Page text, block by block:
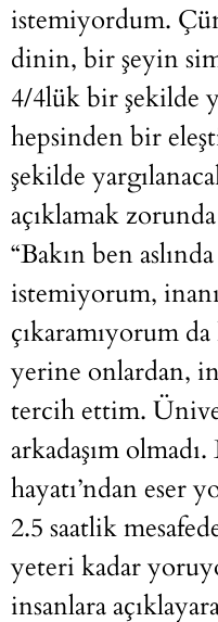
istemiyordum.
dinin, bir şeyin
4/4lük bir şekilde
hepsinden bir
şekilde
açıklamak
“Bakın ben
istemiyorum,
çıkaramıyorum
yerine onlardan,
tercih ettim.
arkadaşım
hayatı’ndan eser
2.5 saatlik
yeteri kadar
insanlara